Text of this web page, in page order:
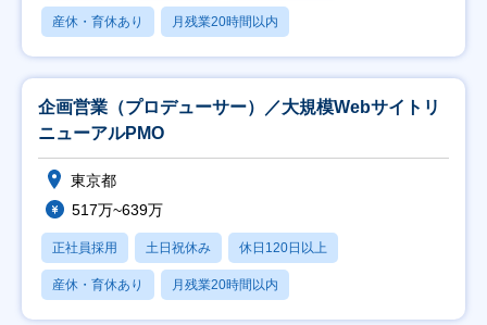
産休・育休あり 月残業20時間以内
企画営業（プロデューサー）／大規模Webサイトリ
ニューアルPMO
東京都
517万~639万
正社員採用 土日祝休み 休日120日以上
産休・育休あり 月残業20時間以内